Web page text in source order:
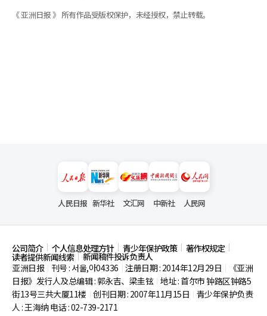
《 亚洲日报 》 所有作品受版权保护，未经授权，禁止转载。
人民日报 新华社 文汇网 中新社 人民网
公司简介 个人信息处理方针 青少年保护政策 著作权规定
读者提供新闻线索
新闻稿件投诉负责人
亚洲日报
刊号 : 서울,아04336 注册日期 : 2014年12月29日
《亚洲
日报》发行人及总编辑 : 郭永吉、梁圭铉 地址 : 首尔市钟路区钟路5
街13号三共大厦11楼 创刊日期 : 2007年11月15日
青少年保护负责
人 : 王海纳 电话 : 02-739-2171